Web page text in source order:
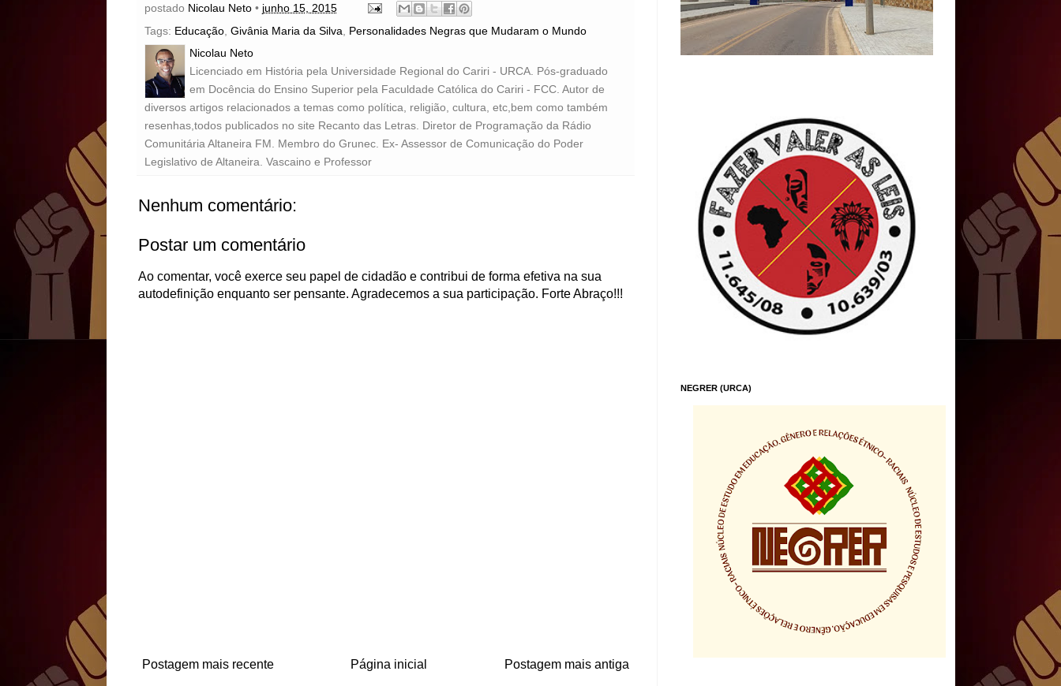
postado Nicolau Neto • junho 15, 2015
Tags: Educação, Givânia Maria da Silva
Personalidades Negras que Mudaram o Mundo
Nicolau Neto
Licenciado em História pela Universidade Regional do Cariri - URCA. Pós-graduado
em Docência do Ensino Superior pela Faculdade Católica do Cariri - FCC. Autor de
diversos artigos relacionados a temas como política, religião, cultura, etc,bem como também
resenhas,todos publicados no site Recanto das Letras. Diretor de Programação da Rádio
Comunitária Altaneira FM. Membro do Grunec. Ex- Assessor de Comunicação do Poder
Legislativo de Altaneira. Vascaino e Professor
Nenhum comentário:
Postar um comentário
Ao comentar, você exerce seu papel de cidadão e contribui de forma efetiva na sua
autodefinição enquanto ser pensante. Agradecemos a sua participação. Forte Abraço!!!
Postagem mais recente Postagem mais antiga
Página inicial
NEGRER (URCA)